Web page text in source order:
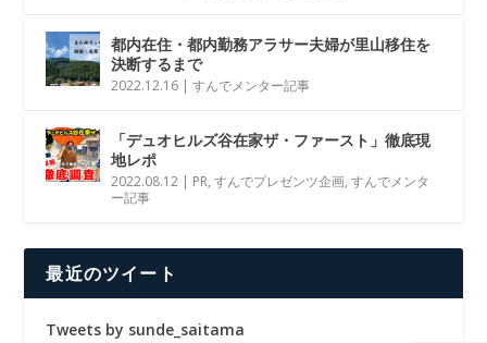
都内在住・都内勤務アラサー夫婦が里山移住を
決断するまで
2022.12.16 |すんでメンター記事
「デュオヒルズ谷在家ザ・ファースト」徹底現
地レポ
2022.08.12 | PR,すんでプレゼンツ企画,すんでメンタ
ー記事
最近のツイート
Tweets by sunde_saitama